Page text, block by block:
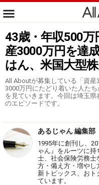
43歳・年収500
産3000万円を達
はん、米国大型
All Aboutが募集している「資
3000万円にたどり着いた人た
を見ていきます。今回は埼玉
のエピソードです。
あるじゃん 編集部
1995年に創刊し、
ゃん』をルーツに
士、社会保険労務士
方・備え方・増やし
新トピックス、おト
ています。